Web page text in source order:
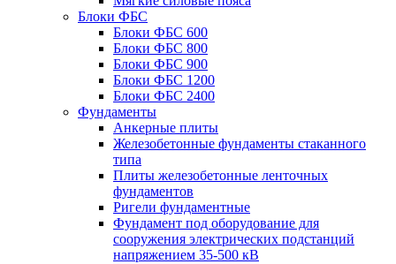
Блоки ФБС
Блоки ФБС 600
Блоки ФБС 800
Блоки ФБС 900
Блоки ФБС 1200
Блоки ФБС 2400
Фундаменты
Анкерные плиты
Железобетонные фундаменты стаканного
типа
Плиты железобетонные ленточных
фундаментов
Ригели фундаментные
Фундамент под оборудование для
сооружения электрических подстанций
напряжением 35-500 кВ